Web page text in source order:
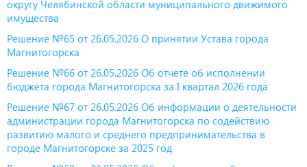
округу Челябинской области муниципального движимого
имущества
Решение №65 от 26.05.2026 О принятии Устава города
Магнитогорска
Решение №66 от 26.05.2026 Об отчете об исполнении
бюджета города Магнитогорска за I квартал 2026 года
Решение №67 от 26.05.2026 Об информации о деятельности
администрации города Магнитогорска по содействию
развитию малого и среднего предпринимательства в
городе Магнитогорске за 2025 год